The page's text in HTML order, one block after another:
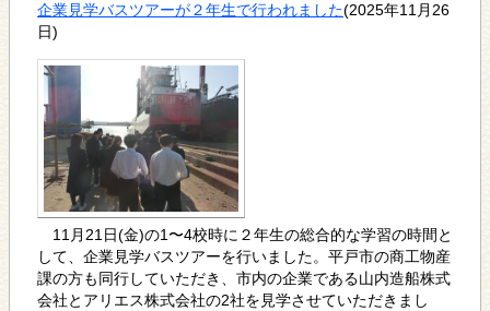
企業見学バスツアーが２年生で行われました(2025年11月26
日)
11月21日(金)の1〜4校時に２年生の総合的な学習の時間と
して、企業見学バスツアーを行いました。平戸市の商工物産
課の方も同行していただき、市内の企業である山内造船株式
会社とアリエス株式会社の2社を見学させていただきまし